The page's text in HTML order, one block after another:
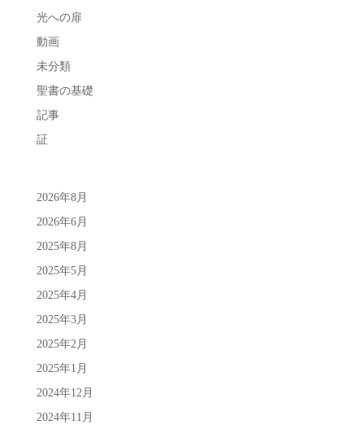
光への扉
動画
未分類
聖書の基礎
記事
証
2026年8月
2026年6月
2025年8月
2025年5月
2025年4月
2025年3月
2025年2月
2025年1月
2024年12月
2024年11月